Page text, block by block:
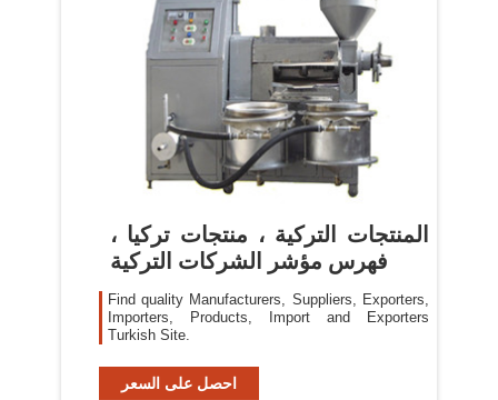
المنتجات التركية ، منتجات تركيا ،
فهرس مؤشر الشركات التركية
Find quality Manufacturers, Suppliers, Exporters,
Importers, Products, Import and Exporters
Turkish Site.
احصل على السعر